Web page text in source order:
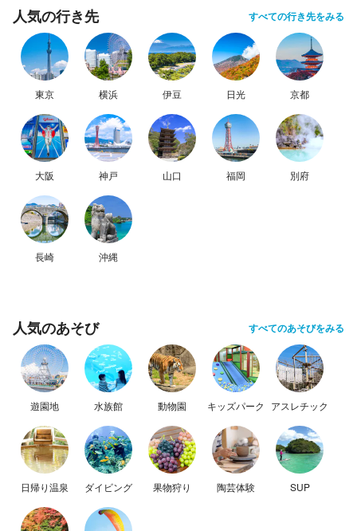
人気の行き先 すべての行き先をみる
東京 横浜 伊豆 日光 京都
大阪 神戸 山口 福岡 別府
長崎 沖縄
人気のあそび すべてのあそびをみる
遊園地 水族館 動物園 キッズパーク アスレチック
日帰り温泉 ダイビング 果物狩り 陶芸体験 SUP